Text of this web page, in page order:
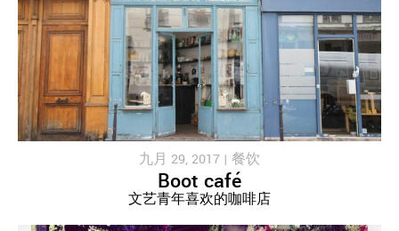
九月 29, 2017 | 餐饮
Boot café
文艺青年喜欢的咖啡店